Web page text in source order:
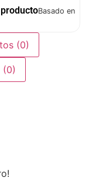
Basado en
(0)
(0)